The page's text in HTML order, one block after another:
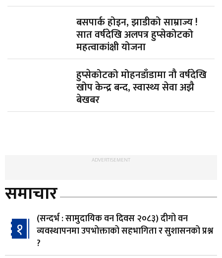
बसपार्क होइन, झाडीको साम्राज्य !
सात वर्षदेखि अलपत्र हुप्सेकोटको
महत्वाकांक्षी योजना
हुप्सेकोटको मोहनडाँडामा नौ वर्षदेखि
खोप केन्द्र बन्द, स्वास्थ्य सेवा अझै
बेखबर
ADVERTISEMENT
समाचार
१
(सन्दर्भ : सामुदायिक वन दिवस २०८३) दीगो वन
व्यवस्थापनमा उपभोक्ताको सहभागिता र सुशासनको प्रश्न
?